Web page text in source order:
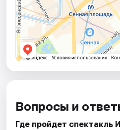
Вопросы и
Где пройдет спектакль